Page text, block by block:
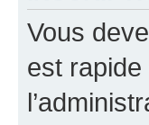
Vous
est